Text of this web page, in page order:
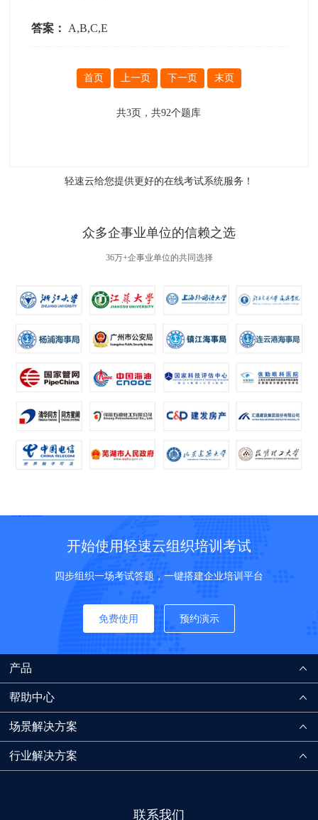
答案： A,B,C,E
首页 上一页 下一页 末页
共3页，共92个题库
轻速云给您提供更好的在线考试系统服务！
众多企事业单位的信赖之选
36万+企事业单位的共同选择
开始使用轻速云组织培训考试
四步组织一场考试答题，一键搭建企业培训平台
免费使用 预约演示
产品
帮助中心
场景解决方案
行业解决方案
联系我们